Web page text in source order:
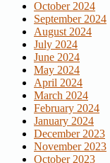
October 2024
September 2024
August 2024
July 2024
June 2024
May 2024
April 2024
March 2024
February 2024
January 2024
December 2023
November 2023
October 2023